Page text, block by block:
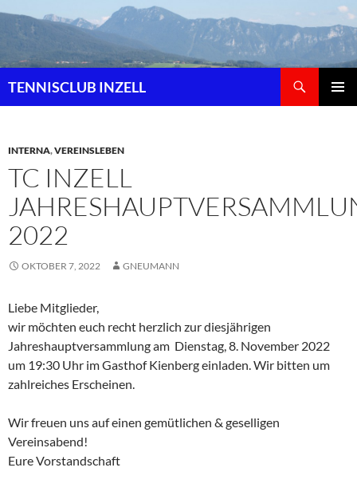
Zum
Inhalt
TENNISCLUB INZELL
INTERNA,VEREINSLEBEN
TC INZELL
2022
OKTOBER 7, 2022 GNEUMANN
Liebe Mitglieder,
wir möchten euch recht herzlich zur diesjährigen
Jahreshauptversammlung am Dienstag, 8. November 2022
um 19:30 Uhr im Gasthof Kienberg einladen. Wir bitten um
zahlreiches Erscheinen.
Wir freuen uns auf einen gemütlichen & geselligen
Vereinsabend!
Eure Vorstandschaft